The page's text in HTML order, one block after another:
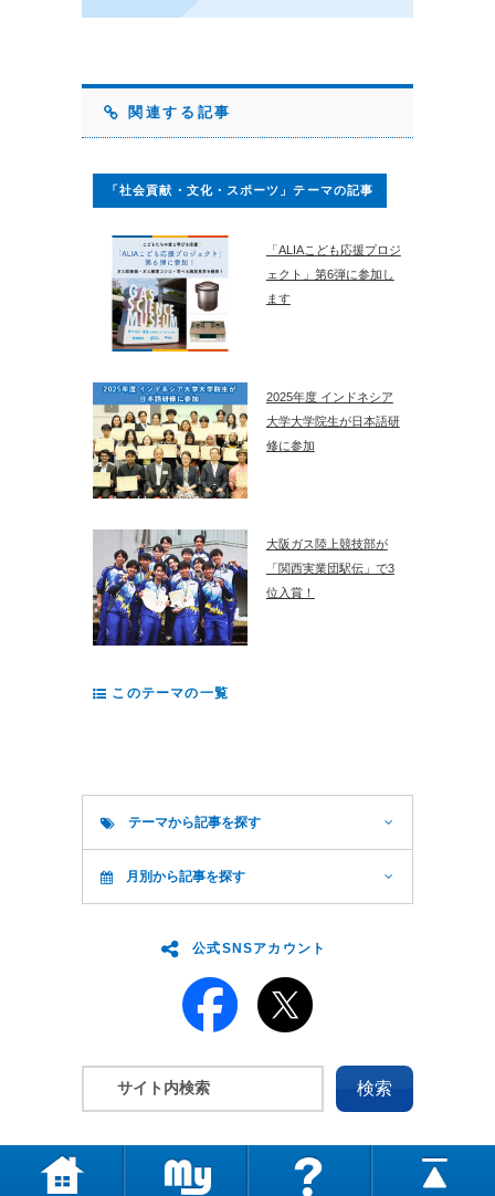
関連する記事
「社会貢献・文化・スポーツ」テーマの記事
「ALIAこども応援プロジ
ェクト」第6弾に参加し
ます
2025年度 インドネシア
大学大学院生が日本語研
修に参加
大阪ガス陸上競技部が
「関西実業団駅伝」で3
位入賞！
このテーマの一覧
テーマから記事を探す
月別から記事を探す
公式SNSアカウント